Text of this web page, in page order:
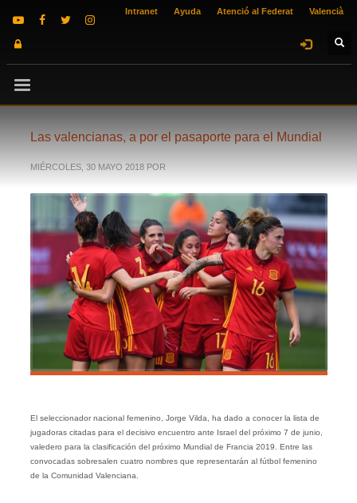
Intranet Ayuda Atenció al Federat Valencià
Las valencianas, a por el pasaporte para el Mundial
MIÉRCOLES, 30 MAYO 2018 POR
El seleccionador nacional femenino, Jorge Vilda, ha dado a conocer la lista de
jugadoras citadas para el decisivo encuentro ante Israel del próximo 7 de junio,
valedero para la clasificación del próximo Mundial de Francia 2019. Entre las
convocadas sobresalen cuatro nombres que representarán al fútbol femenino
de la Comunidad Valenciana.